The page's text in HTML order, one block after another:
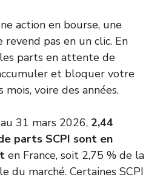
action en bourse, une
revend pas en un clic. En
parts en attente de
et bloquer votre
voire des années.
31 mars 2026, 2,44
parts SCPI sont en
en France, soit 2,75 % de la
du marché. Certaines SCPI